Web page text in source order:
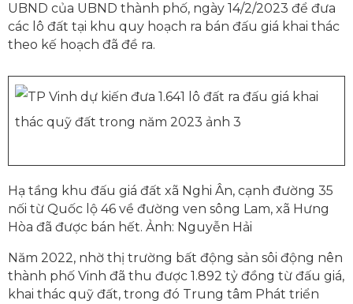
UBND của UBND thành phố, ngày 14/2/2023 để đưa
các lô đất tại khu quy hoạch ra bán đấu giá khai thác
theo kế hoạch đã đề ra.
Hạ tầng khu đấu giá đất xã Nghi Ân, cạnh đường 35
nối từ Quốc lộ 46 về đường ven sông Lam, xã Hưng
Hòa đã được bán hết. Ảnh: Nguyễn Hải
Năm 2022, nhờ thị trường bất động sản sôi động nên
thành phố Vinh đã thu được 1.892 tỷ đồng từ đấu giá,
khai thác quỹ đất, trong đó Trung tâm Phát triển